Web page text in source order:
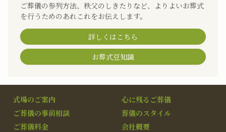
ご葬儀の参列方法、秩父のしきたりなど、よりよいお葬式
を行うためのあれこれをお伝えします。
詳しくはこちら
お葬式豆知識
式場のご案内
心に残るご葬儀
ご葬儀の事前相談
葬儀のスタイル
ご葬儀料金
会社概要